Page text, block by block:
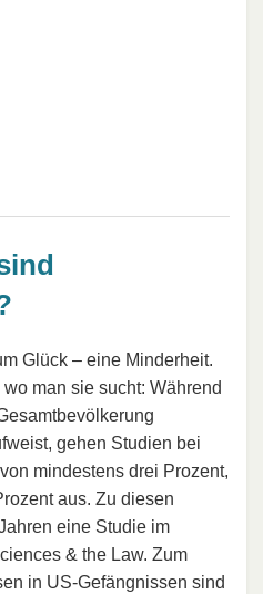
Glück – eine Minderheit.
man sie sucht: Während
gehen Studien bei
mindestens drei Prozent,
aus. Zu diesen
eine Studie im
& the Law. Zum
in US-Gefängnissen sind